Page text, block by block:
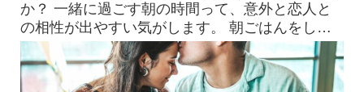
か？ 一緒に過ごす朝の時間って、意外と恋人と
の相性が出やすい気がします。 朝ごはんをしっ
かり食べたい派と、ギリギ